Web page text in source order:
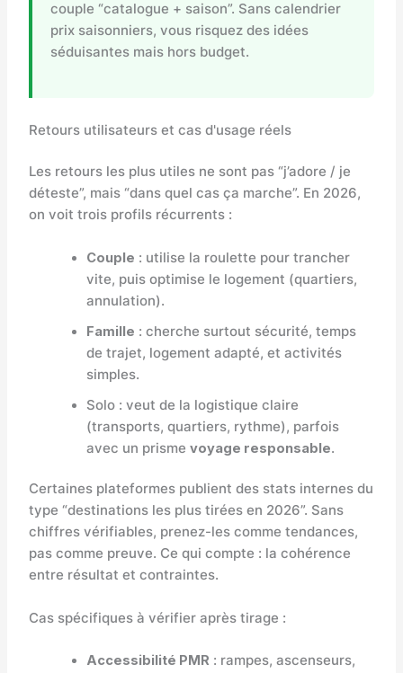
couple “catalogue + saison”. Sans calendrier
prix saisonniers, vous risquez des idées
séduisantes mais hors budget.
Retours utilisateurs et cas d'usage réels
Les retours les plus utiles ne sont pas “j’adore / je
déteste”, mais “dans quel cas ça marche”. En 2026,
on voit trois profils récurrents :
Couple : utilise la roulette pour trancher
vite, puis optimise le logement (quartiers,
annulation).
Famille : cherche surtout sécurité, temps
de trajet, logement adapté, et activités
simples.
Solo : veut de la logistique claire
(transports, quartiers, rythme), parfois
avec un prisme voyage responsable.
Certaines plateformes publient des stats internes du
type “destinations les plus tirées en 2026”. Sans
chiffres vérifiables, prenez-les comme tendances,
pas comme preuve. Ce qui compte : la cohérence
entre résultat et contraintes.
Cas spécifiques à vérifier après tirage :
Accessibilité PMR : rampes, ascenseurs,